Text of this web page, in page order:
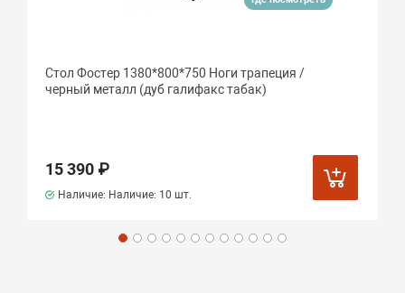
Стол Фостер 1380*800*750 Ноги трапеция /
черный металл (дуб галифакс табак)
15 390 ₽
Наличие: Наличие: 10 шт.